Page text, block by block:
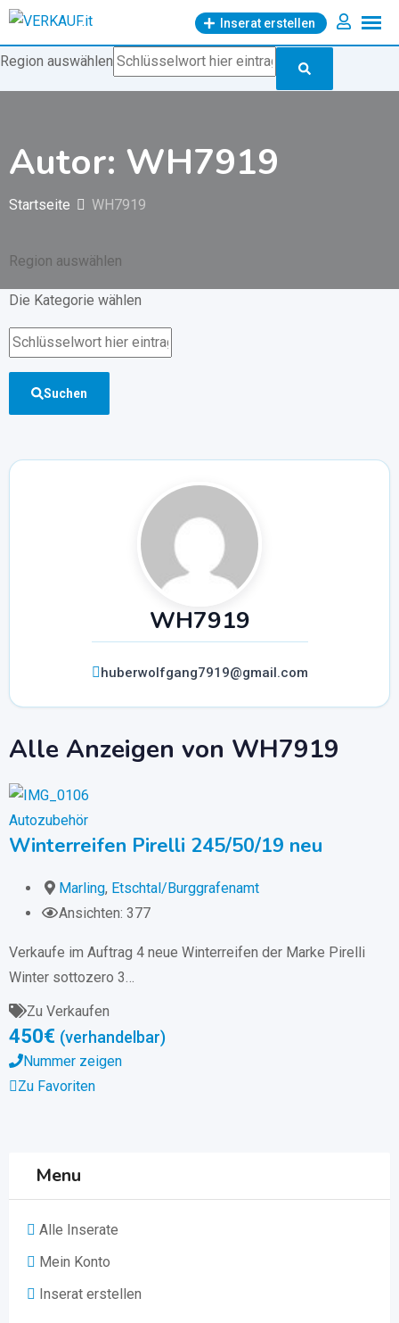
Zum
springen
Inserat erstellen
Region auswählen
Autor: WH7919
Startseite WH7919
Region auswählen
Die Kategorie wählen
Suchen
WH7919
huberwolfgang7919@gmail.com
Alle Anzeigen von WH7919
Autozubehör
Winterreifen Pirelli 245/50/19 neu
Marling, Etschtal/Burggrafenamt
Ansichten: 377
Verkaufe im Auftrag 4 neue Winterreifen der Marke Pirelli
Winter sottozero 3…
Zu Verkaufen
450€ (verhandelbar)
Nummer zeigen
Zu Favoriten
Menu
Alle Inserate
Mein Konto
Inserat erstellen